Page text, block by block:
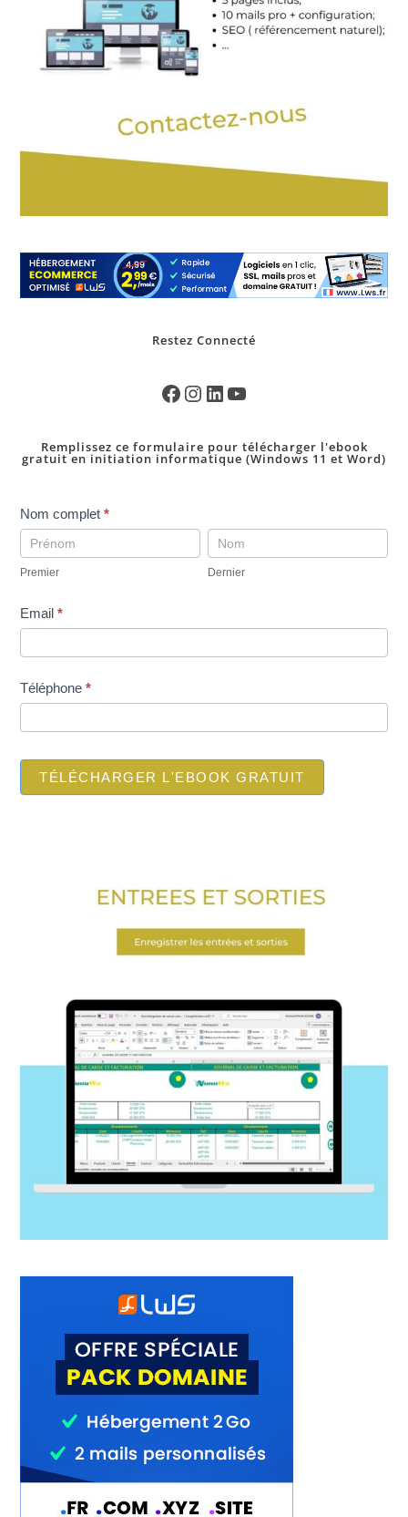
Restez Connecté
Remplissez ce formulaire pour télécharger l'ebook
gratuit en initiation informatique (Windows 11 et Word)
pop
up
telechargement
ebookINI-
Nom complet*
Premier
Premier
Dernier
Dernier
Email*
Téléphone*
TÉLÉCHARGER L'EBOOK GRATUIT